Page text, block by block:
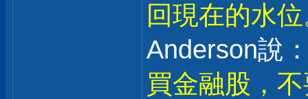
回現在的水
Anderson說
買金融股，